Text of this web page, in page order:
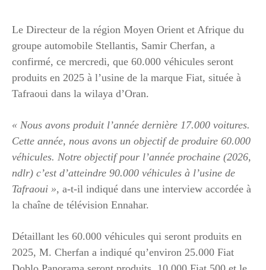
Le Directeur de la région Moyen Orient et Afrique du
groupe automobile Stellantis, Samir Cherfan, a
confirmé, ce mercredi, que 60.000 véhicules seront
produits en 2025 à l’usine de la marque Fiat, située à
Tafraoui dans la wilaya d’Oran.
« Nous avons produit l’année dernière 17.000 voitures.
Cette année, nous avons un objectif de produire 60.000
véhicules. Notre objectif pour l’année prochaine (2026,
ndlr) c’est d’atteindre 90.000 véhicules à l’usine de
Tafraoui », a-t-il indiqué dans une interview accordée à
la chaîne de télévision Ennahar.
Détaillant les 60.000 véhicules qui seront produits en
2025, M. Cherfan a indiqué qu’environ 25.000 Fiat